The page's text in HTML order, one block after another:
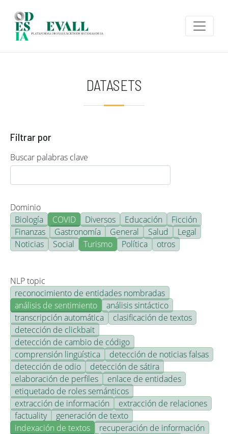
DATASETS
Filtrar por
Buscar palabras clave
Dominio
Biología
COVID Diversos Educación
Ficción
Finanzas
Gastronomía General Salud
Legal
Noticias
Social Turismo Política otros
NLP topic
reconocimiento de entidades nombradas
análisis de sentimiento
análisis sintáctico
transcripción automática
clasificación de textos
detección de clickbait
detección de cambio de código
comprensión lingüística
detección de noticias falsas
detección de odio
detección de sátira
elaboración de perfiles
enlace de entidades
etiquetado de roles semánticos
extracción de información
extracción de relaciones
factuality
generación de texto
indexación de textos
recuperación de información